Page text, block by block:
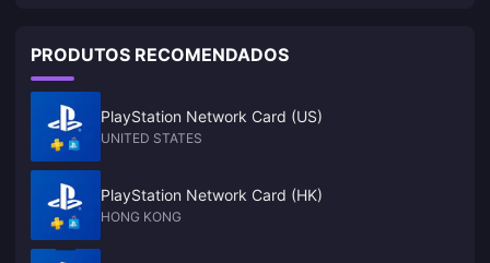
PRODUTOS RECOMENDADOS
PlayStation Network Card (US)
UNITED STATES
PlayStation Network Card (HK)
HONG KONG